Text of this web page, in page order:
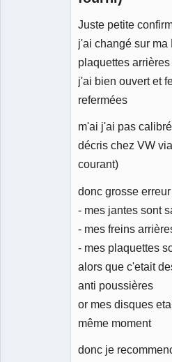
Juste petite
j'ai changé sur ma
plaquettes
j'ai bien ouvert et
refermées
m'ai j'ai pas
décris chez VW
courant)
donc grosse
- mes jantes sont
- mes freins
- mes plaquettes
alors que c'etait
anti poussières
or mes disques
même moment
donc je